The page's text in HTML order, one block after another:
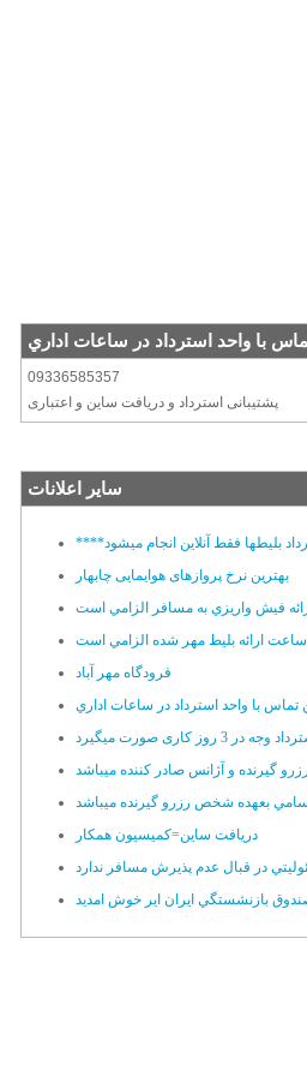
با واحد استرداد در ساعات اداري
09336585357
پشتیبانی استرداد و دریافت ساین و اعتباری
سایر اعلانات
بلیطها فقط آنلاین انجام میشود
بهترین نرخ پروازهای هوایمایی چابهار
فيش واريزي به مسافر الزامي است
فرودگاه مهر آباد
با واحد استرداد در ساعات اداري
وجه در 3 روز کاری صورت میگیرد
گيرنده و آژانس صادر کننده ميباشد
بعهده شخص رزرو گيرنده ميباشد
دريافت ساين=کميسيون همکار
در قبال عدم پذيرش مسافر ندارد